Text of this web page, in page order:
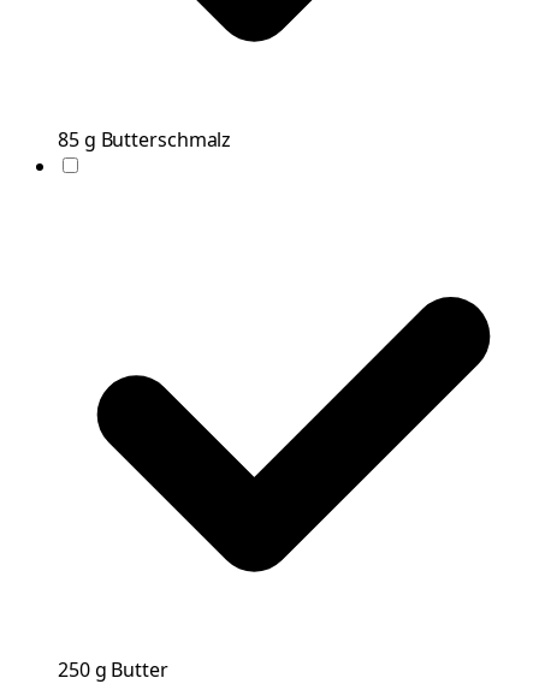
85g Butterschmalz
250g Butter